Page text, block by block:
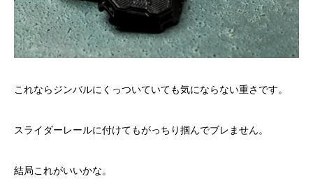
これならジンバルにくっついていても気にならない重さです。
スライダーレールに付けてもがっちり掴んでブレません。
結局これがいいかな。